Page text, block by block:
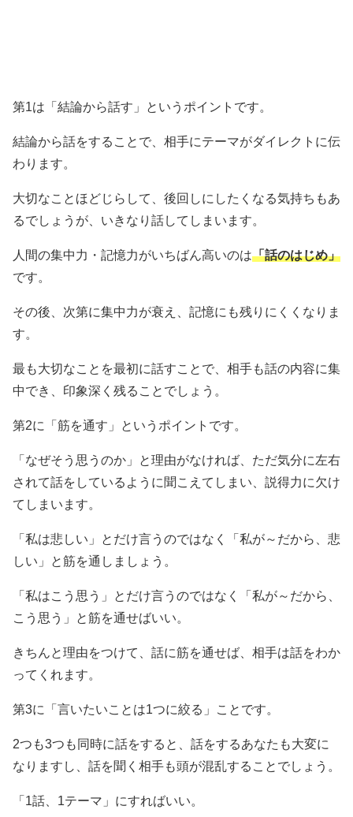
第1は「結論から話す」というポイントです。
結論から話をすることで、相手にテーマがダイレクトに伝
わります。
大切なことほどじらして、後回しにしたくなる気持ちもあ
るでしょうが、いきなり話してしまいます。
人間の集中力・記憶力がいちばん高いのは「話のはじめ」
です。
その後、次第に集中力が衰え、記憶にも残りにくくなりま
す。
最も大切なことを最初に話すことで、相手も話の内容に集
中でき、印象深く残ることでしょう。
第2に「筋を通す」というポイントです。
「なぜそう思うのか」と理由がなければ、ただ気分に左右
されて話をしているように聞こえてしまい、説得力に欠け
てしまいます。
「私は悲しい」とだけ言うのではなく「私が～だから、悲
しい」と筋を通しましょう。
「私はこう思う」とだけ言うのではなく「私が～だから、
こう思う」と筋を通せばいい。
きちんと理由をつけて、話に筋を通せば、相手は話をわか
ってくれます。
第3に「言いたいことは1つに絞る」ことです。
2つも3つも同時に話をすると、話をするあなたも大変に
なりますし、話を聞く相手も頭が混乱することでしょう。
「1話、1テーマ」にすればいい。